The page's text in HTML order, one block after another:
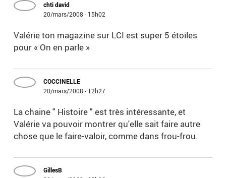
chti david
20/mars/2008 - 15h02
Valérie ton magazine sur LCI est super 5 étoiles
pour « On en parle »
COCCINELLE
20/mars/2008 - 12h27
La chaine " Histoire " est très intéressante, et
Valérie va pouvoir montrer qu'elle sait faire autre
chose que le faire-valoir, comme dans frou-frou.
GillesB